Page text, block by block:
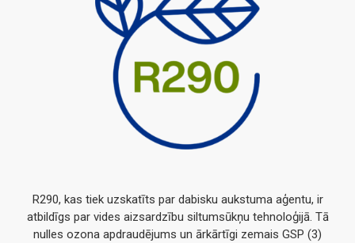
R290, kas tiek uzskatīts par dabisku aukstuma aģentu, ir
atbildīgs par vides aizsardzību siltumsūkņu tehnoloģijā. Tā
nulles ozona apdraudējums un ārkārtīgi zemais GSP (3)